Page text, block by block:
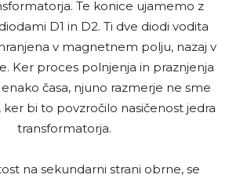
Te konice ujamemo z
D1 in D2. Ti dve diodi vodita
v magnetnem polju, nazaj v
Ker proces polnjenja in praznjenja
časa, njuno razmerje ne sme
ker bi to povzročilo nasičenost jedra
transformatorja.
na sekundarni strani obrne, se